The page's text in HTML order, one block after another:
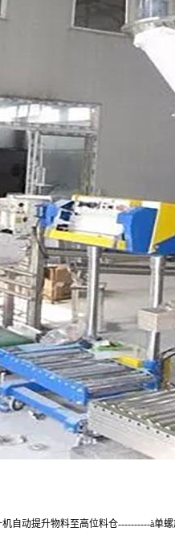
机自动提升物料至高位料仓----------à单